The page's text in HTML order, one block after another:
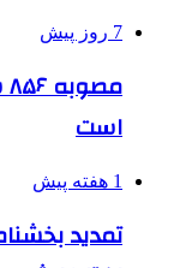
7 روز پیش
است
1 هفته پیش
تمدید